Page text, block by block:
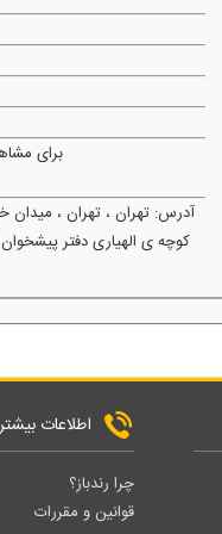
برای
آدرس: تهران ، تهران ، میدان
اطلاعات بیشتر
چرا رندباز؟
قوانین و مقررات